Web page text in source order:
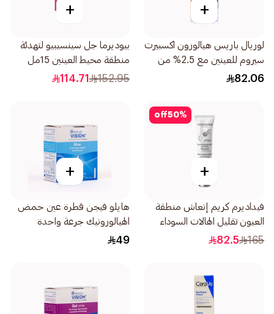
+
لوريال باريس هيالورون اكسبيرت
سيروم للعينين مع 2.5% من
حمض الهيالورونيك الكافيين
82.06
+
بيوديرما جل سينسيبيو لتهدئة
منطقة محيط العينين 15مل
152.95
114.71
50%
off
+
فيداديرم كريم إنعاش منطقة
العيون تقليل الهالات السوداء
15مل
165
82.5
+
هايلو فيجن قطرة عين حمض
الهيالورونيك جرعة واحدة
20قطعة
49